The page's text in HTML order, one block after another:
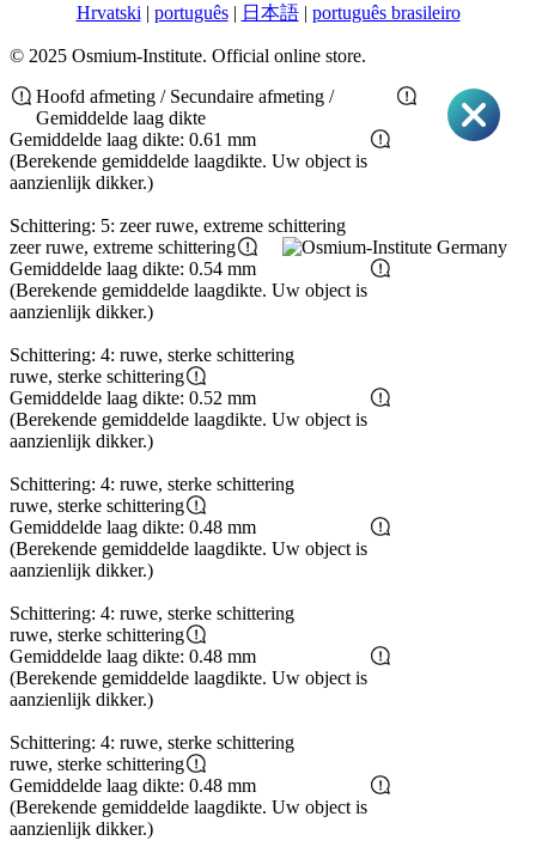
Hrvatski | português| 日本語| português brasileiro
© 2025 Osmium-Institute. Official online store.
Hoofd afmeting / Secundaire afmeting /
Gemiddelde laag dikte
Gemiddelde laag dikte: 0.61 mm
(Berekende gemiddelde laagdikte. Uw object is
aanzienlijk dikker.)
Schittering: 5: zeer ruwe, extreme schittering
zeer ruwe, extreme schittering
Gemiddelde laag dikte: 0.54 mm
(Berekende gemiddelde laagdikte. Uw object is
aanzienlijk dikker.)
Schittering: 4: ruwe, sterke schittering
ruwe, sterke schittering
Gemiddelde laag dikte: 0.52 mm
(Berekende gemiddelde laagdikte. Uw object is
aanzienlijk dikker.)
Schittering: 4: ruwe, sterke schittering
ruwe, sterke schittering
Gemiddelde laag dikte: 0.48 mm
(Berekende gemiddelde laagdikte. Uw object is
aanzienlijk dikker.)
Schittering: 4: ruwe, sterke schittering
ruwe, sterke schittering
Gemiddelde laag dikte: 0.48 mm
(Berekende gemiddelde laagdikte. Uw object is
aanzienlijk dikker.)
Schittering: 4: ruwe, sterke schittering
ruwe, sterke schittering
Gemiddelde laag dikte: 0.48 mm
(Berekende gemiddelde laagdikte. Uw object is
aanzienlijk dikker.)